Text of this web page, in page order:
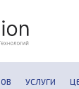
УСЛУГИ